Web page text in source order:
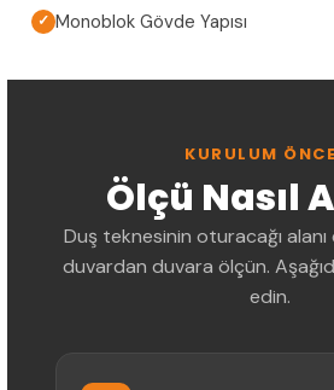
✓ Monoblok Gövde Yapısı
KURULUM
Ölçü Nasıl
Duş teknesinin oturacağı
duvardan duvara ölçün.
edin.